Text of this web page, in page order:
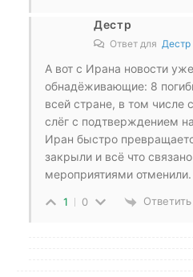
Дестр
Ответ для Дестр
А вот с Ирана новости
обнадёживающие: 8
всей стране, в том
слёг с подтверждением
Иран быстро
закрыли и всё что
мероприятиями отменили.
1 0 Ответить